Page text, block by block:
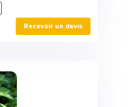
Recevoir un devis